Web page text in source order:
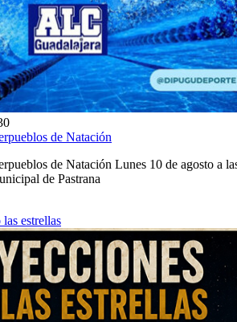
de Natación
de Natación Lunes 10 de agosto a
de Pastrana
estrellas